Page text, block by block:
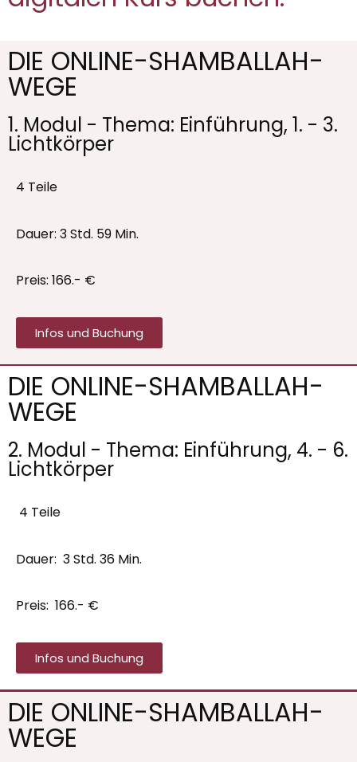
DIE ONLINE-SHAMBALLAH-
WEGE
1. Modul - Thema: Einführung, 1. - 3.
Lichtkörper
4 Teile
Dauer: 3 Std. 59 Min.
Preis: 166.- €
Infos und Buchung
DIE ONLINE-SHAMBALLAH-
WEGE
2. Modul - Thema: Einführung, 4. - 6.
Lichtkörper
4 Teile
Dauer: 3 Std. 36 Min.
Preis: 166.- €
Infos und Buchung
DIE ONLINE-SHAMBALLAH-
WEGE